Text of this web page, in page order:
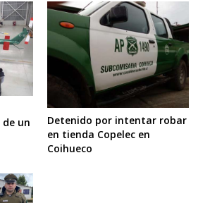
un
Detenido por intentar robar
en tienda Copelec en
Coihueco